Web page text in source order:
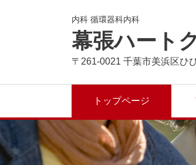
内科 循環器科内科
幕張ハート
〒261-0021 千葉市美浜区ひ
トップページ